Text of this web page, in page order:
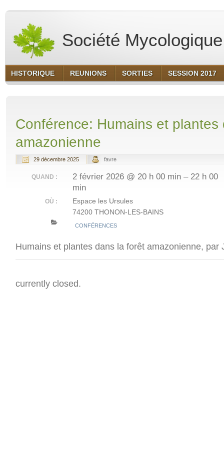
Société
HISTORIQUE REUNIONS SORTIES SESSION 2017
Conférence: Humains et plantes
amazonienne
29 décembre 2025 favre
QUAND :
2 février 2026 @ 20 h 00 min – 22 h 00
min
OÙ :
Espace les Ursules
74200 THONON-LES-BAINS
CONFÉRENCES
Humains et plantes dans la forêt amazonienne, par
currently closed.